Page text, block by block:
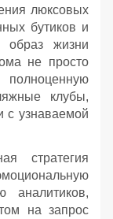
люксовых
бутиков и
образ жизни
не просто
клубы,
с узнаваемой
стратегия
на запрос